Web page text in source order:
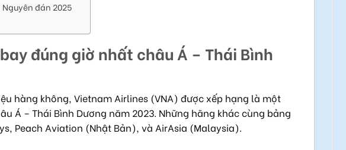
đán 2025
đúng giờ nhất châu Á – Thái Bình
hàng không, Vietnam Airlines (VNA) được xếp hạng là một
Á – Thái Bình Dương năm 2023. Những hãng khác cùng bảng
Peach Aviation (Nhật Bản), và AirAsia (Malaysia).